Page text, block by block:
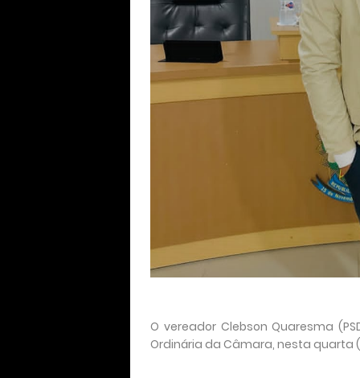
O vereador Clebson Quaresma
Ordinária da Câmara, nesta quarta